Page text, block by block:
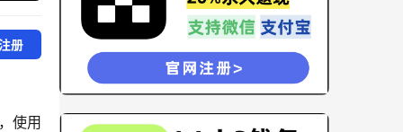
册
使用